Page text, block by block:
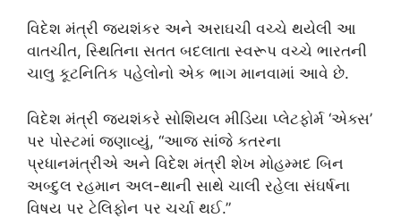
વિદેશ મંત્રી જયશંકર અને અરાઘચી વચ્ચે થયેલી આ
વાતચીત, સ્થિતિના સતત બદલાતા સ્વરૂપ વચ્ચે ભારતની
ચાલુ કૂટનિતિક પહેલોનો એક ભાગ માનવામાં આવે છે.
વિદેશ મંત્રી જયશંકરે સોશિયલ મીડિયા પ્લેટફોર્મ ‘એક્સ’
પર પોસ્ટમાં જણાવ્યું, “આજ સાંજે કતરના
પ્રધાનમંત્રીએ અને વિદેશ મંત્રી શેખ મોહમ્મદ બિન
અબ્દુલ રહમાન અલ-થાની સાથે ચાલી રહેલા સંઘર્ષના
વિષય પર ટેલિફોન પર ચર્ચા થઈ.”